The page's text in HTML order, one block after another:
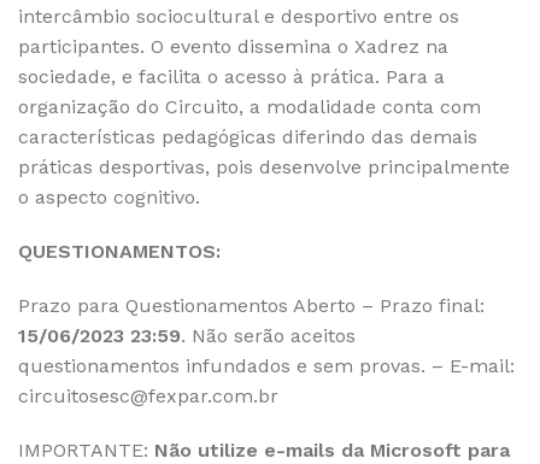
intercâmbio sociocultural e desportivo entre os
participantes. O evento dissemina o Xadrez na
sociedade, e facilita o acesso à prática. Para a
organização do Circuito, a modalidade conta com
características pedagógicas diferindo das demais
práticas desportivas, pois desenvolve principalmente
o aspecto cognitivo.
QUESTIONAMENTOS:
Prazo para Questionamentos Aberto – Prazo final:
15/06/2023 23:59. Não serão aceitos
questionamentos infundados e sem provas. – E-mail:
circuitosesc@fexpar.com.br
IMPORTANTE: Não utilize e-mails da Microsoft para